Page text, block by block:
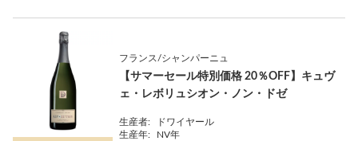
フランス/シャンパーニュ
【サマーセール特別価格 20％OFF】キュヴ
ェ・レボリュシオン・ノン・ドゼ
生産者:
ドワイヤール
生産年:
NV年